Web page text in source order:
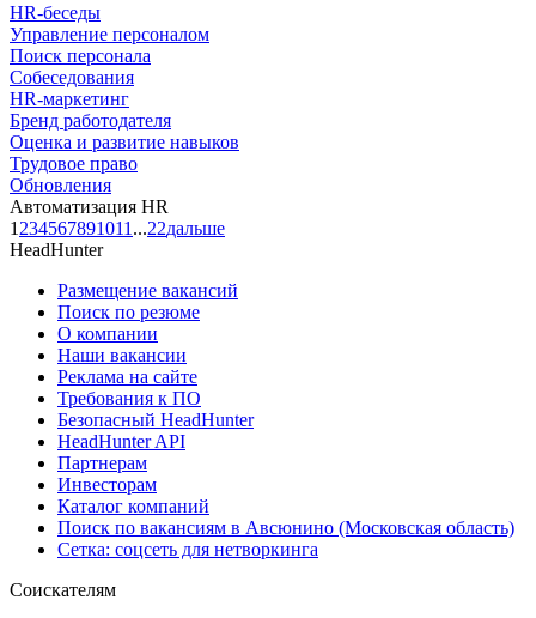
HR-беседы
Управление персоналом
Поиск персонала
Собеседования
HR-маркетинг
Бренд работодателя
Оценка и развитие навыков
Трудовое право
Обновления
Автоматизация HR
1 234567891011 ...22дальше
HeadHunter
Размещение вакансий
Поиск по резюме
О компании
Наши вакансии
Реклама на сайте
Требования к ПО
Безопасный HeadHunter
HeadHunter API
Партнерам
Инвесторам
Каталог компаний
Поиск по вакансиям в Авсюнино (Московская область)
Сетка: соцсеть для нетворкинга
Соискателям